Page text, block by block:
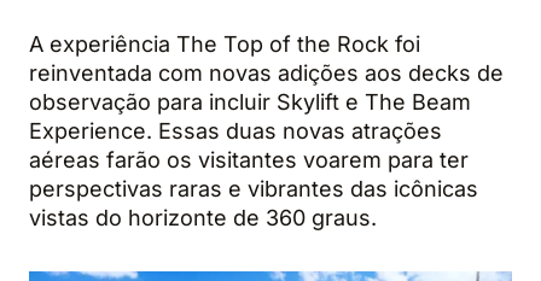
A experiência The Top of the Rock foi
reinventada com novas adições aos decks de
observação para incluir Skylift e The Beam
Experience. Essas duas novas atrações
aéreas farão os visitantes voarem para ter
perspectivas raras e vibrantes das icônicas
vistas do horizonte de 360 graus.